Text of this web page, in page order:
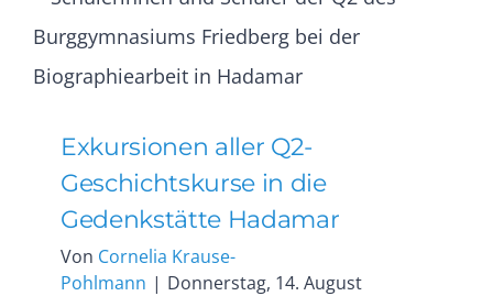
Exkursionen aller Q2-
Geschichtskurse in die
Gedenkstätte Hadamar
Von Cornelia Krause-
Pohlmann | Donnerstag, 14. August